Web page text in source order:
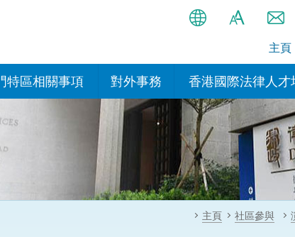
简
EN
Bahasa
हिन्दी (印度語)
नेपाली (尼泊爾語)
ਪੰਜਾਬੀ (旁遮普語)
A
A
主頁
特區相關事項
互認可和執行民
的安排
密經貿關係的安
對外事務
國際政府機構在香港設立辦事
處或運作
多邊協定
其他協定
香港國際法律人才
我們的學院
我們的專家委員會
我們的辦公室
我們的培訓課程
主頁 社區參與